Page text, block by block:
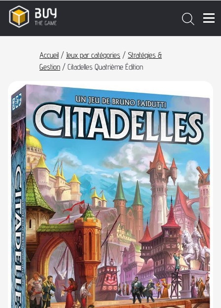
Accueil / Jeux par catégories / Stratégies &
Gestion / Citadelles Quatrième Édition